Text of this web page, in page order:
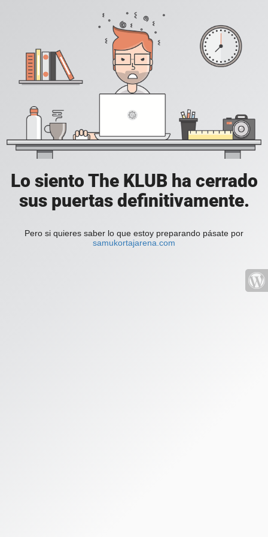
Lo siento The KLUB ha cerrado
sus puertas definitivamente.
Pero si quieres saber lo que estoy preparando pásate por
samukortajarena.com